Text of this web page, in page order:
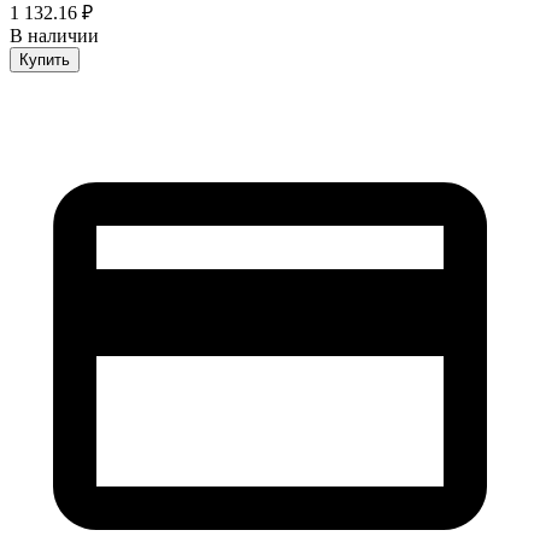
1 132.16 ₽
В наличии
Купить